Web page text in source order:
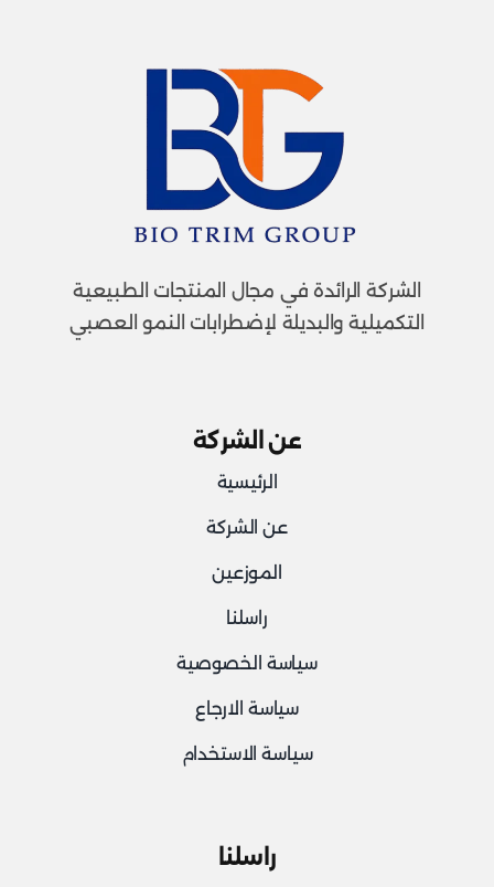
الشركة الرائدة في مجال المنتجات الطبيعية
التكميلية والبديلة لإضطرابات النمو العصبي
عن الشركة
الرئيسية
عن الشركة
الموزعين
راسلنا
سياسة الخصوصية
سياسة الارجاع
سياسة الاستخدام
راسلنا